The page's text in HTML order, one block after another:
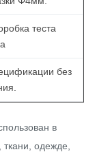
теста
без
в
одежде,